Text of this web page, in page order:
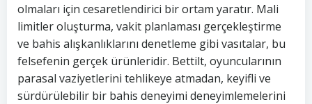
olmaları için cesaretlendirici bir ortam yaratır. Mali
limitler oluşturma, vakit planlaması gerçekleştirme
ve bahis alışkanlıklarını denetleme gibi vasıtalar, bu
felsefenin gerçek ürünleridir. Bettilt, oyuncularının
parasal vaziyetlerini tehlikeye atmadan, keyifli ve
sürdürülebilir bir bahis deneyimi deneyimlemelerini